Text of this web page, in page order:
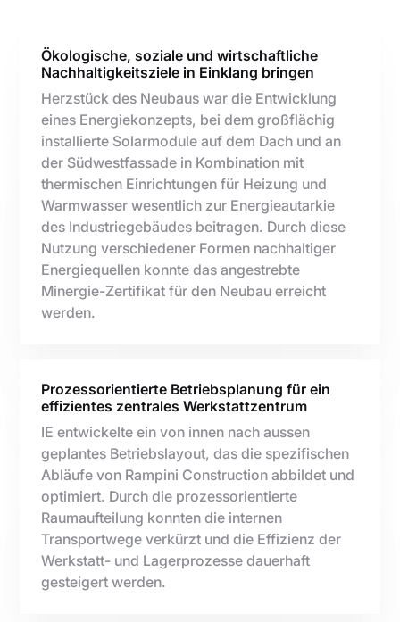
Ökologische, soziale und wirtschaftliche
Nachhaltigkeitsziele in Einklang bringen
Herzstück des Neubaus war die Entwicklung
eines Energiekonzepts, bei dem großflächig
installierte Solarmodule auf dem Dach und an
der Südwestfassade in Kombination mit
thermischen Einrichtungen für Heizung und
Warmwasser wesentlich zur Energieautarkie
des Industriegebäudes beitragen. Durch diese
Nutzung verschiedener Formen nachhaltiger
Energiequellen konnte das angestrebte
Minergie-Zertifikat für den Neubau erreicht
werden.
Prozessorientierte Betriebsplanung für ein
effizientes zentrales Werkstattzentrum
IE entwickelte ein von innen nach aussen
geplantes Betriebslayout, das die spezifischen
Abläufe von Rampini Construction abbildet und
optimiert. Durch die prozessorientierte
Raumaufteilung konnten die internen
Transportwege verkürzt und die Effizienz der
Werkstatt- und Lagerprozesse dauerhaft
gesteigert werden.